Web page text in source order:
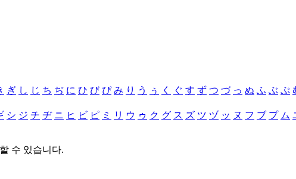
ぎ し じ ち ぢ に ひ び ぴ み り う ぅ く ぐ す ず つ づ っ ぬ ふ ぶ ぷ
シ ジ チ ヂ ニ ヒ ビ ピ ミ リ ウ ゥ ク グ ス ズ ツ ヅ ッ ヌ フ ブ プ ム
수 있습니다.